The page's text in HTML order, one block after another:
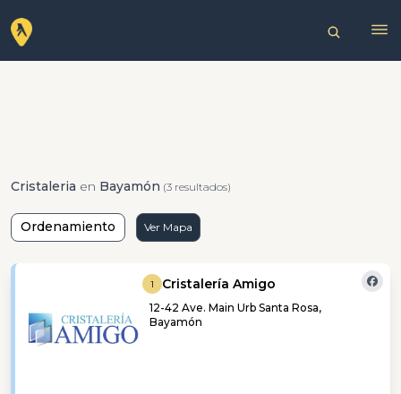
Cristaleria en Bayamón (3 resultados)
Ordenamiento Ver Mapa
1 Cristalería Amigo
12-42 Ave. Main Urb Santa Rosa,
Bayamón